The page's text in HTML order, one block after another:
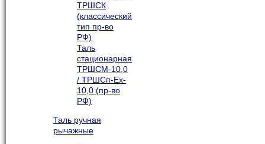
ТРШСК
(классический
тип пр-во
РФ)
Таль
стационарная
ТРШСМ-10,0
/ ТРШСп-Ex-
10,0 (пр-во
РФ)
Таль ручная
рычажные